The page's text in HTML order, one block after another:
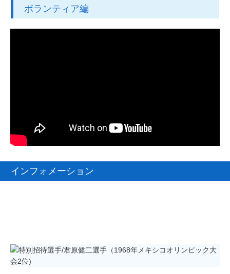
ボランティア編
インフォメーション